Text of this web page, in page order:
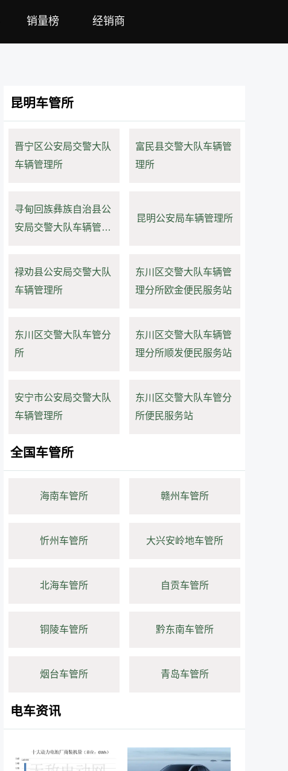
销量榜 经销商
昆明车管所
晋宁区公安局交警大队
车辆管理所
富民县交警大队车辆管
理所
寻甸回族彝族自治县公
安局交警大队车辆管理
昆明公安局车辆管理所
禄劝县公安局交警大队
车辆管理所
东川区交警大队车辆管
理分所欧金便民服务站
东川区交警大队车管分
所
东川区交警大队车辆管
理分所顺发便民服务站
安宁市公安局交警大队
车辆管理所
东川区交警大队车管分
所便民服务站
全国车管所
海南车管所 赣州车管所
忻州车管所 大兴安岭地车管所
北海车管所 自贡车管所
铜陵车管所 黔东南车管所
烟台车管所 青岛车管所
电车资讯